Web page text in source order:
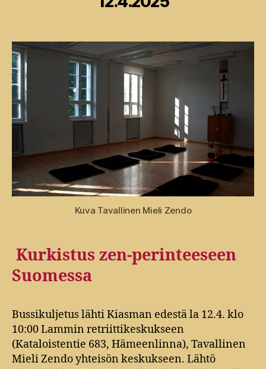
Kuva Tavallinen Mieli Zendo
Kurkistus zen-perinteeseen
Suomessa
Bussikuljetus lähti Kiasman edestä la 12.4. klo
10:00 Lammin retriittikeskukseen
(Kataloistentie 683, Hämeenlinna), Tavallinen
Mieli Zendo yhteisön keskukseen. Lähtö